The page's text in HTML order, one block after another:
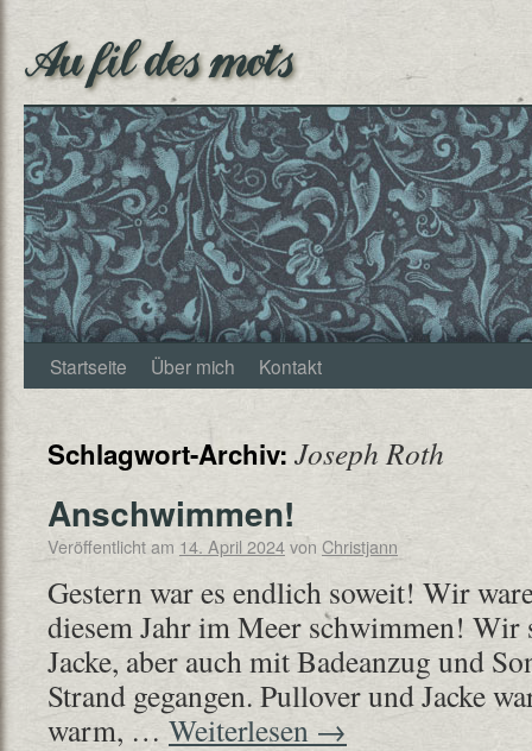
Au fil des mots
Startseite Über mich Kontakt
Schlagwort-Archiv: Joseph Roth
Anschwimmen!
Veröffentlicht am 14. April 2024von Christjann
Gestern war es endlich soweit! Wir
diesem Jahr im Meer schwimmen!
Jacke, aber auch mit Badeanzug und
Strand gegangen. Pullover und Jacke
warm, … Weiterlesen →